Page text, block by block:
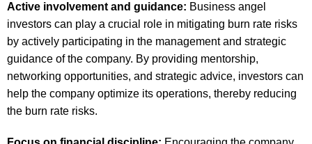
Active involvement and guidance: Business angel
investors can play a crucial role in mitigating burn rate risks
by actively participating in the management and strategic
guidance of the company. By providing mentorship,
networking opportunities, and strategic advice, investors can
help the company optimize its operations, thereby reducing
the burn rate risks.